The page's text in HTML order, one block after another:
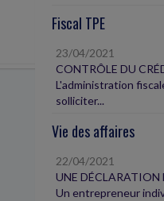
Fiscal TPE
23/04/2021
CONTRÔLE DU
L'administration
solliciter...
Vie des affaires
22/04/2021
UNE
Un entrepreneur